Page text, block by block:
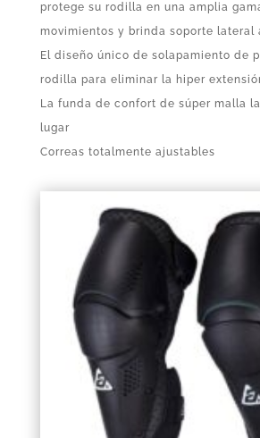
protege su rodilla en una amplia
movimientos y brinda soporte lateral
El diseño único de solapamiento de
rodilla para eliminar la hiper
La funda de confort de súper malla
lugar
Correas totalmente ajustables